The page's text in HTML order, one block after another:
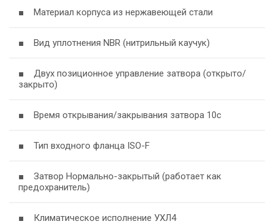
■ Материал корпуса из нержавеющей стали
■ Вид уплотнения NBR (нитрильный каучук)
■ Двух позиционное управление затвора (открыто/
закрыто)
■ Время открывания/закрывания затвора 10c
■ Тип входного фланца ISO-F
■ Затвор Нормально-закрытый (работает как
предохранитель)
■ Климатическое исполнение УХЛ4